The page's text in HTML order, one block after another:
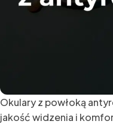
Okulary z powłoką
jakość widzenia i